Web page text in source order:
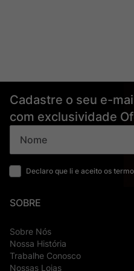
Cadastre o seu e-
com exclusividade
Declaro que li e aceito os
SOBRE
Sobre Nós
Nossa História
Trabalhe Conosco
Nossas Lojas